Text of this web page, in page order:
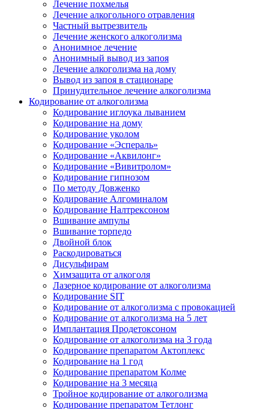
Лечение похмелья
Лечение алкогольного отравления
Частный вытрезвитель
Лечение женского алкоголизма
Анонимное лечение
Анонимный вывод из запоя
Лечение алкоголизма на дому
Вывод из запоя в стационаре
Принудительное лечение алкоголизма
Кодирование от алкоголизма
Кодирование иглоука лыванием
Кодирование на дому
Кодирование уколом
Кодирование «Эспераль»
Кодирование «Аквилонг»
Кодирование «Вивитролом»
Кодирование гипнозом
По методу Довженко
Кодирование Алгоминалом
Кодирование Налтрексоном
Вшивание ампулы
Вшивание торпедо
Двойной блок
Раскодироваться
Дисульфирам
Химзащита от алкоголя
Лазерное кодирование от алкоголизма
Кодирование SIT
Кодирование от алкоголизма с провокацией
Кодирование от алкоголизма на 5 лет
Имплантация Продетоксоном
Кодирование от алкоголизма на 3 года
Кодирование препаратом Актоплекс
Кодирование на 1 год
Кодирование препаратом Колме
Кодирование на 3 месяца
Тройное кодирование от алкоголизма
Кодирование препаратом Тетлонг